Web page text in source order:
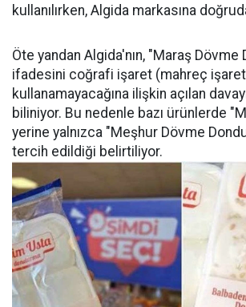
kullanılırken, Algida markasına
Öte yandan Algida'nın, "Maraş Dövme
ifadesini coğrafi işaret (mahreç
kullanamayacağına ilişkin açılan
biliniyor. Bu nedenle bazı ürünlerde
yerine yalnızca "Meşhur Dövme
tercih edildiği belirtiliyor.